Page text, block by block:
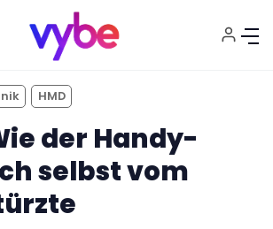
HMD
der Handy-
selbst vom